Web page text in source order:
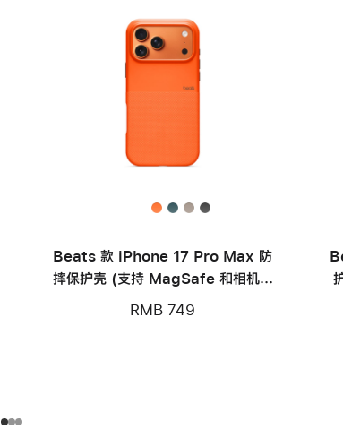
Beats 款 iPhone 17 Pro Max 防
摔保护壳 (支持 MagSafe 和相机控
RMB 749